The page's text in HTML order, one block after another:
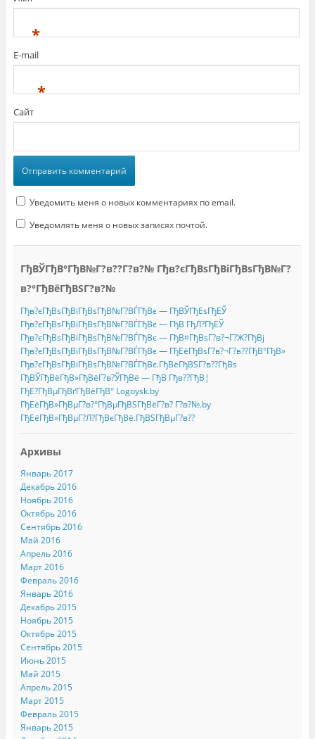
*
E-mail
*
Сайт
Уведомить меня о новых комментариях по email.
Уведомлять меня о новых записях почтой.
ГђВЎГђВ°ГђВ№Г?в??Г?в?№ Гђв?єГђВѕГђВіГђВѕГђВ№Г?
в?°ГђВёГђВЅГ?в?№
Гђв?єГђВѕГђВіГђВѕГђВ№Г?ВЃГђВє — ГђВЎГђЕѕГђЕЎ
Гђв?єГђВѕГђВіГђВѕГђВ№Г?ВЃГђВє — ГђВ ГђЛ?ГђЕЎ
Гђв?єГђВѕГђВіГђВѕГђВ№Г?ВЃГђВє — ГђВ¤ГђВѕГ?в?¬Г?Ж?ГђВј
Гђв?єГђВѕГђВіГђВѕГђВ№Г?ВЃГђВє — ГђЕёГђВѕГ?в?¬Г?в??ГђВ°ГђВ»
Гђв?єГђВѕГђВіГђВѕГђВ№Г?ВЃГђВє.ГђВёГђВЅГ?в??ГђВѕ
ГђВЎГђВёГђВ»ГђВёГ?в?ЎГђВё — ГђВ Гђв??ГђВ¦
ГђЕ?ГђВµГђВґГђВёГђВ° Logoysk.by
ГђЕёГђВ»ГђВµГ?в?°ГђВµГђВЅГђВёГ?в? Г?в?№.by
ГђЕёГђВ»ГђВµГ?Л?ГђВєГђВё.ГђВЅГђВµГ?в??
Архивы
Январь 2017
Декабрь 2016
Ноябрь 2016
Октябрь 2016
Сентябрь 2016
Май 2016
Апрель 2016
Март 2016
Февраль 2016
Январь 2016
Декабрь 2015
Ноябрь 2015
Октябрь 2015
Сентябрь 2015
Июнь 2015
Май 2015
Апрель 2015
Март 2015
Февраль 2015
Январь 2015